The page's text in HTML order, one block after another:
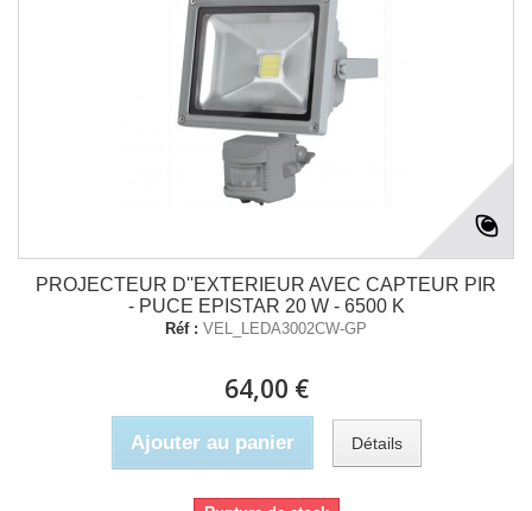
PROJECTEUR D''EXTERIEUR AVEC CAPTEUR PIR
- PUCE EPISTAR 20 W - 6500 K
Réf : VEL_LEDA3002CW-GP
64,00 €
Ajouter au panier Détails